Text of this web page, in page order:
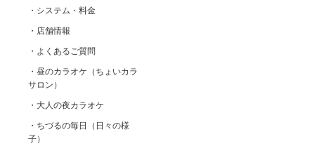
・システム・料金
・店舗情報
・よくあるご質問
・昼のカラオケ（ちょいカラ
サロン）
・大人の夜カラオケ
・ちづるの毎日（日々の様
子）